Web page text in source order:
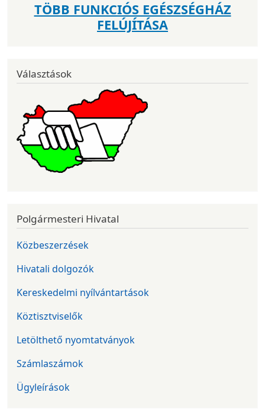
TÖBB FUNKCIÓS EGÉSZSÉGHÁZ
FELÚJÍTÁSA
Választások
Polgármesteri Hivatal
Közbeszerzések
Hivatali dolgozók
Kereskedelmi nyílvántartások
Köztisztviselők
Letölthető nyomtatványok
Számlaszámok
Ügyleírások